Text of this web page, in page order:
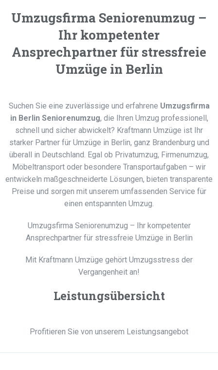
Umzugsfirma Seniorenumzug –
Ihr kompetenter
Ansprechpartner für stressfreie
Umzüge in Berlin
Suchen Sie eine zuverlässige und erfahrene Umzugsfirma
in Berlin Seniorenumzug, die Ihren Umzug professionell,
schnell und sicher abwickelt? Kraftmann Umzüge ist Ihr
starker Partner für Umzüge in Berlin, ganz Brandenburg und
überall in Deutschland. Egal ob Privatumzug, Firmenumzug,
Möbeltransport oder besondere Transportaufgaben – wir
entwickeln maßgeschneiderte Lösungen, bieten transparente
Preise und sorgen mit unserem umfassenden Service für
einen entspannten Umzug.
Umzugsfirma Seniorenumzug – Ihr kompetenter
Ansprechpartner für stressfreie Umzüge in Berlin
Mit Kraftmann Umzüge gehört Umzugsstress der
Vergangenheit an!
Leistungsübersicht
Profitieren Sie von unserem Leistungsangebot